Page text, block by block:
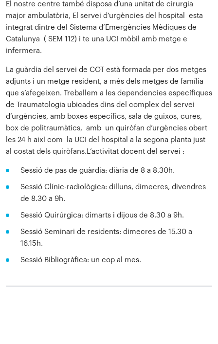
El nostre centre també disposa d’una unitat de cirurgia
major ambulatòria, El servei d’urgències del hospital esta
integrat dintre del Sistema d’Emergències Mèdiques de
Catalunya ( SEM 112) i te una UCI mòbil amb metge e
infermera.
La guàrdia del servei de COT està formada per dos metges
adjunts i un metge resident, a més dels metges de família
que s’afegeixen. Treballem a les dependencies específiques
de Traumatologia ubicades dins del complex del servei
d’urgències, amb boxes específics, sala de guixos, cures,
box de politraumàtics, amb un quiròfan d’urgències obert
les 24 h així com la UCI del hospital a la segona planta just
al costat dels quiròfans.L’activitat docent del servei :
Sessió de pas de guàrdia: diària de 8 a 8.30h.
Sessió Clínic-radiològica: dilluns, dimecres, divendres
de 8.30 a 9h.
Sessió Quirúrgica: dimarts i dijous de 8.30 a 9h.
Sessió Seminari de residents: dimecres de 15.30 a
16.15h.
Sessió Bibliogràfica: un cop al mes.